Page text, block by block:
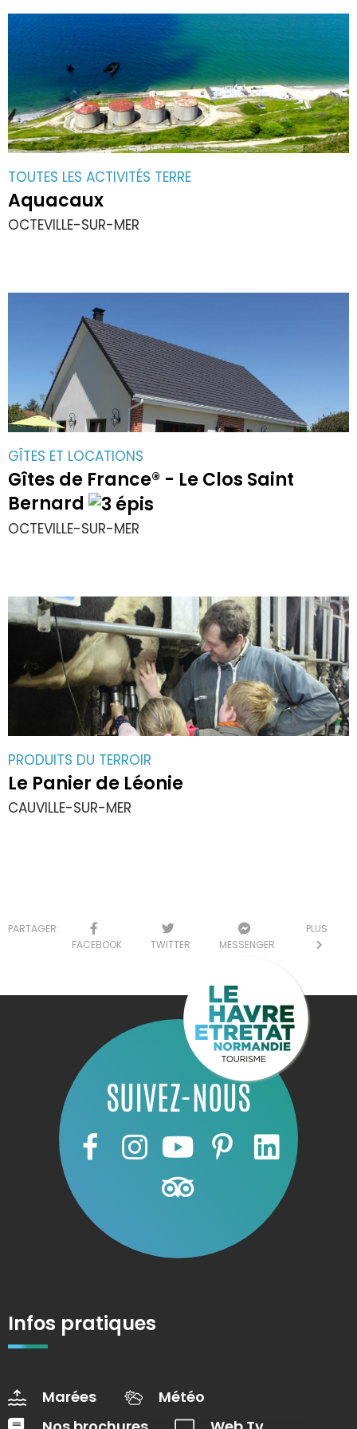
TOUTES LES ACTIVITÉS TERRE
Aquacaux
OCTEVILLE-SUR-MER
GÎTES ET LOCATIONS
Gîtes de France® - Le Clos Saint
Bernard
OCTEVILLE-SUR-MER
PRODUITS DU TERROIR
Le Panier de Léonie
CAUVILLE-SUR-MER
PARTAGER:
FACEBOOK
TWITTER MESSENGER
PLUS
SUIVEZ-NOUS
Infos pratiques
Marées
Météo